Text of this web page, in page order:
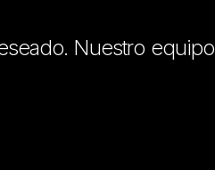
Nuestro equipo